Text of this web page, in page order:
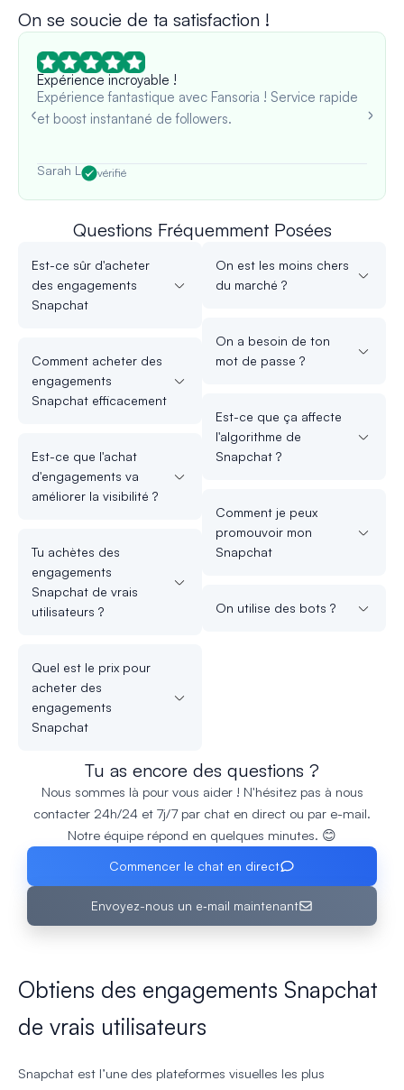
On se soucie de ta satisfaction !
Expérience incroyable !
Expérience fantastique avec Fansoria ! Service rapide
et boost instantané de followers.
Sarah L vérifié
Questions Fréquemment Posées
Est-ce sûr d'acheter
des engagements
Snapchat
Comment acheter des
engagements
Snapchat efficacement
Est-ce que l'achat
d'engagements va
améliorer la visibilité ?
Tu achètes des
engagements
Snapchat de vrais
utilisateurs ?
Quel est le prix pour
acheter des
engagements
Snapchat
On est les moins chers
du marché ?
On a besoin de ton
mot de passe ?
Est-ce que ça affecte
l'algorithme de
Snapchat ?
Comment je peux
promouvoir mon
Snapchat
On utilise des bots ?
Tu as encore des questions ?
Nous sommes là pour vous aider ! N'hésitez pas à nous
contacter 24h/24 et 7j/7 par chat en direct ou par e-mail.
Notre équipe répond en quelques minutes. 😊
Commencer le chat en direct
Envoyez-nous un e‑mail maintenant
Obtiens des engagements Snapchat
de vrais utilisateurs
Snapchat est l’une des plateformes visuelles les plus